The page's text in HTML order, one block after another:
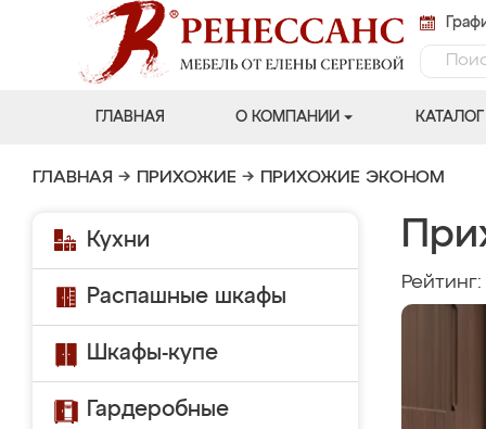
ГЛАВНАЯ О КОМПАНИИ КАТАЛОГ
ГЛАВНАЯ → ПРИХОЖИЕ → ПРИХОЖИЕ ЭКОНОМ
Кухни
Распашные шкафы
Шкафы-купе
Гардеробные
Рейтинг: